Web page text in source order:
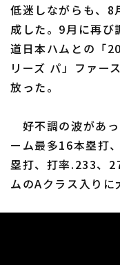
低迷しながらも、8
成した。9月に再
道日本ハムとの「
リーズ パ」ファー
放った。
好不調の波があ
ーム最多16本塁打
塁打、打率.233、
ムのAクラス入りに